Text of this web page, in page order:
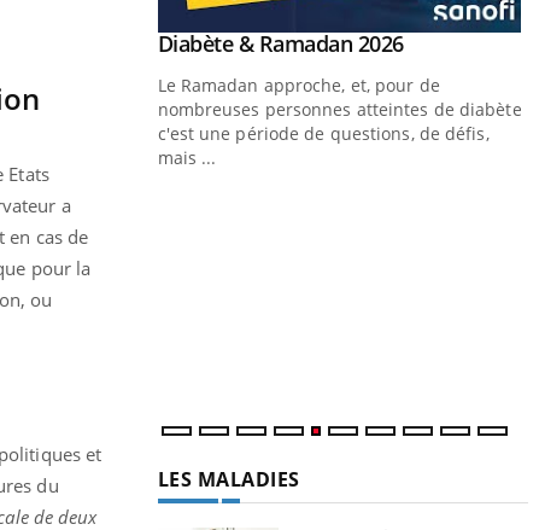
Etats
a
cas de
pour la
ou
et
du
de deux
LA CHAÎNE SANTÉ